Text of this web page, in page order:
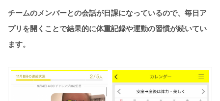
チームのメンバーとの会話が日課になっているので、毎日ア
プリを開くことで結果的に体重記録や運動の習慣が続いてい
ます。